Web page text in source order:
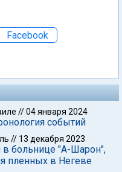
Facebook
//04 января 2024
событий
// 13 декабря 2023
в больнице "А-Шарон",
пленных в Негеве